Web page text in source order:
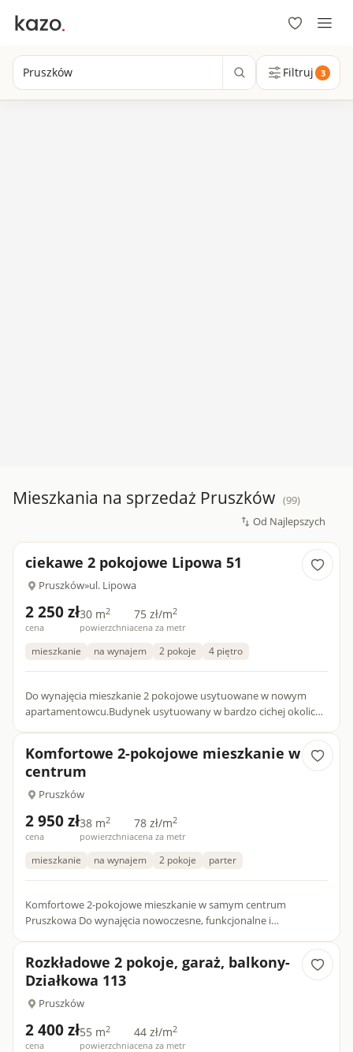
Pruszków Filtruj 3
Mieszkania na sprzedaż Pruszków (99)
ciekawe 2 pokojowe Lipowa 51
Pruszków»ul. Lipowa
2 250 zł
cena
30 m2
powierzchnia
75 zł/m2
cena za metr
mieszkanie na wynajem 2 pokoje 4 piętro
Do wynajęcia mieszkanie 2 pokojowe usytuowane w nowym
apartamentowcu.Budynek usytuowany w bardzo cichej okolicy
Komfortowe 2-pokojowe mieszkanie w
centrum
Pruszków
2 950 zł
cena
38 m2
powierzchnia
78 zł/m2
cena za metr
mieszkanie na wynajem 2 pokoje parter
Komfortowe 2-pokojowe mieszkanie w samym centrum
Pruszkowa Do wynajęcia nowoczesne, funkcjonalne i
Rozkładowe 2 pokoje, garaż, balkony-
Działkowa 113
Pruszków
2 400 zł
cena
55 m2
powierzchnia
44 zł/m2
cena za metr